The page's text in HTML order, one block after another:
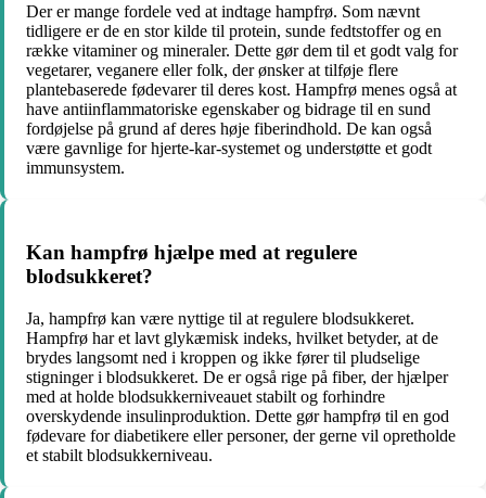
Der er mange fordele ved at indtage hampfrø. Som nævnt
tidligere er de en stor kilde til protein, sunde fedtstoffer og en
række vitaminer og mineraler. Dette gør dem til et godt valg for
vegetarer, veganere eller folk, der ønsker at tilføje flere
plantebaserede fødevarer til deres kost. Hampfrø menes også at
have antiinflammatoriske egenskaber og bidrage til en sund
fordøjelse på grund af deres høje fiberindhold. De kan også
være gavnlige for hjerte-kar-systemet og understøtte et godt
immunsystem.
Kan hampfrø hjælpe med at regulere
blodsukkeret?
Ja, hampfrø kan være nyttige til at regulere blodsukkeret.
Hampfrø har et lavt glykæmisk indeks, hvilket betyder, at de
brydes langsomt ned i kroppen og ikke fører til pludselige
stigninger i blodsukkeret. De er også rige på fiber, der hjælper
med at holde blodsukkerniveauet stabilt og forhindre
overskydende insulinproduktion. Dette gør hampfrø til en god
fødevare for diabetikere eller personer, der gerne vil opretholde
et stabilt blodsukkerniveau.